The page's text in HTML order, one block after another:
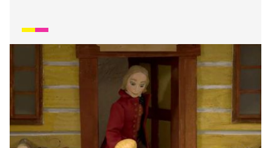
žili na vsi skromné, ale veselé životy v souladu
s přírodou. Video inspirované lidovými zvyky a písněmi
navazuje na poetiku klasických Trnkových filmů.
Pohádka je vhodná také jako doplňkový materiál
k výuce češtiny pro cizince.